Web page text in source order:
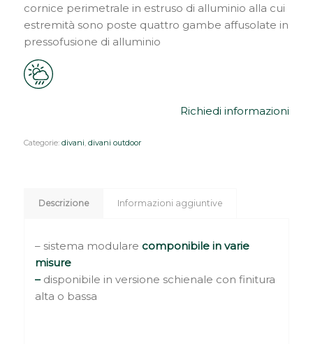
cornice perimetrale in estruso di alluminio alla cui
estremità sono poste quattro gambe affusolate in
pressofusione di alluminio
Richiedi informazioni
Categorie: divani divani outdoor
Descrizione Informazioni aggiuntive
– sistema modulare componibile in varie
misure
– disponibile in versione schienale con finitura
alta o bassa